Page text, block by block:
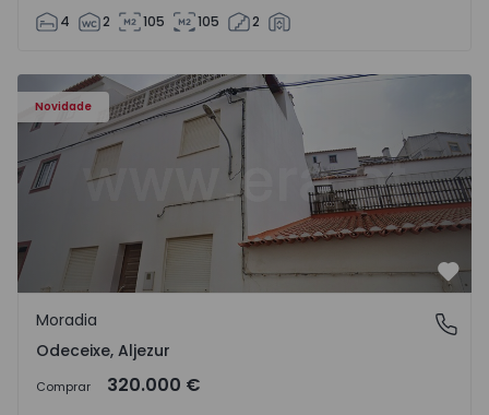
4 2 105 105 2
Novidade
Moradia T4 Aljezur, Odeceixe - 1555393 - 1
Odeceixe, Aljezur
Moradia
Odeceixe, Aljezur
Comprar 320.000 €